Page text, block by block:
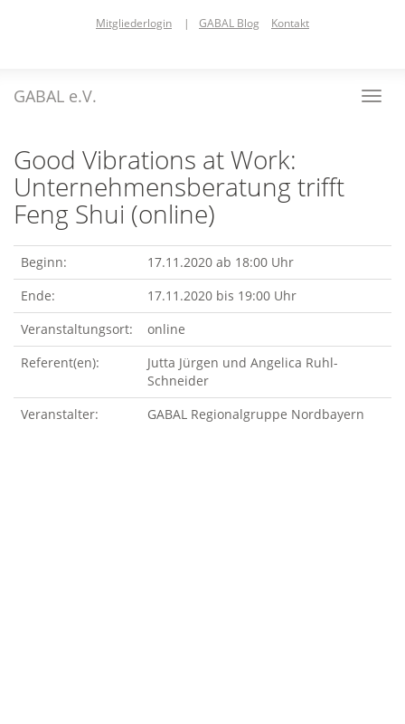
Mitgliederlogin | GABAL Blog Kontakt
GABAL e.V.
Good Vibrations at Work:
Unternehmensberatung trifft
Feng Shui (online)
Beginn:
17.11.2020 ab 18:00 Uhr
Ende:
17.11.2020 bis 19:00 Uhr
Veranstaltungsort:
online
Referent(en):
Jutta Jürgen und Angelica Ruhl-
Schneider
Veranstalter:
GABAL Regionalgruppe Nordbayern